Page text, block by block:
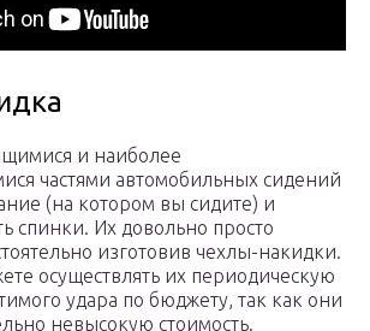
и наиболее
частями автомобильных сидений
(на котором вы сидите) и
спинки. Их довольно просто
изготовив чехлы-накидки.
осуществлять их периодическую
удара по бюджету, так как они
невысокую стоимость.